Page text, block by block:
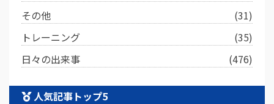
その他
(31)
トレーニング
(35)
日々の出来事
(476)
人気記事トップ5